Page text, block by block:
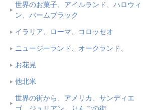
世界のお菓子、アイルランド、ハロウィ
ン、バームブラック
イラリア、ローマ、コロッセオ
ニュージーランド、オークランド、
お花見
他北米
世界の街から、アメリカ、サンディエ